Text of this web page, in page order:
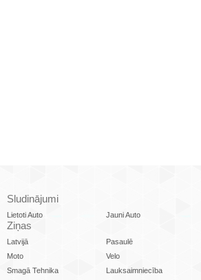
Sludinājumi
Lietoti Auto Jauni Auto
Ziņas
Latvijā Pasaulē
Moto
Velo
Smagā Tehnika
Lauksaimniecība